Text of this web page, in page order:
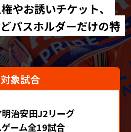
やお誘いチケット、
パスホルダーだけの特
対象試合
治安田J2リーグ
ーム全19試合